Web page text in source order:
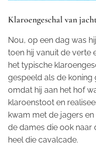
Klaroengeschal van
Nou, op een dag was
toen hij vanuit de verte
het typische
gespeeld als de koning
omdat hij aan het hof
klaroenstoot en
kwam met de jagers
de dames die ook naar
heel die cavalcade.